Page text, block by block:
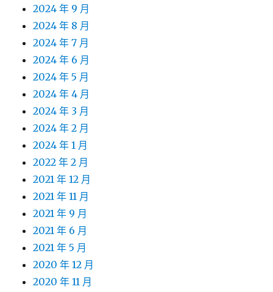
2024 年 9 月
2024 年 8 月
2024 年 7 月
2024 年 6 月
2024 年 5 月
2024 年 4 月
2024 年 3 月
2024 年 2 月
2024 年 1 月
2022 年 2 月
2021 年 12 月
2021 年 11 月
2021 年 9 月
2021 年 6 月
2021 年 5 月
2020 年 12 月
2020 年 11 月